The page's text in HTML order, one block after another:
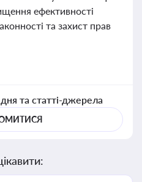
ефективності
та захист прав
та статті-джерела